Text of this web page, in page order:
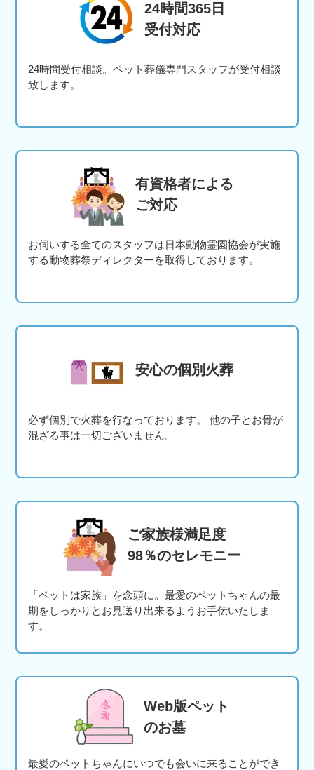
24時間365日
受付対応
24時間受付相談。ペット葬儀専門スタッフが受付相談
致します。
有資格者による
ご対応
お伺いする全てのスタッフは日本動物霊園協会が実施
する動物葬祭ディレクターを取得しております。
安心の個別火葬
必ず個別で火葬を行なっております。 他の子とお骨が
混ざる事は一切ございません。
ご家族様満足度
98％のセレモニー
「ペットは家族」を念頭に。最愛のペットちゃんの最
期をしっかりとお見送り出来るようお手伝いたしま
す。
Web版ペット
のお墓
最愛のペットちゃんにいつでも会いに来ることができ